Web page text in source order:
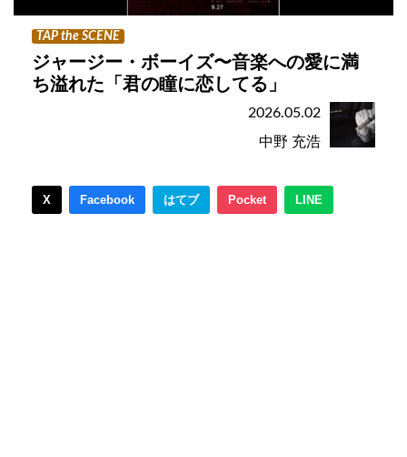
TAP the SCENE
ジャージー・ボーイズ〜音楽への愛に満
ち溢れた「君の瞳に恋してる」
2026.05.02
中野 充浩
X Facebook はてブ Pocket LINE